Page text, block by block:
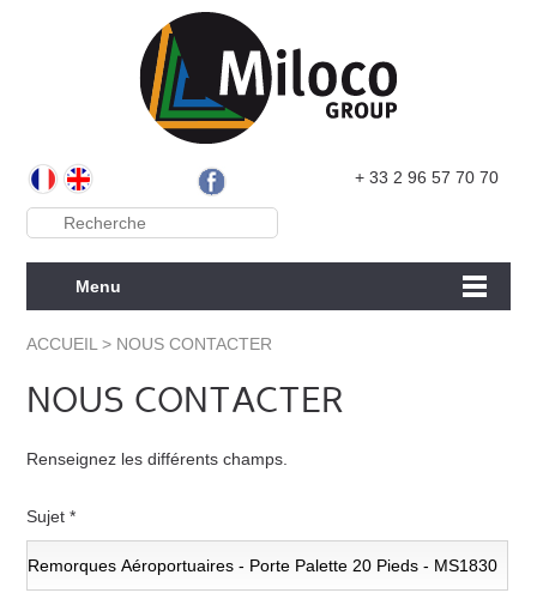
+ 33 2 96 57 70 70
Menu
ACCUEIL > NOUS CONTACTER
NOUS CONTACTER
Renseignez les différents champs.
Sujet *